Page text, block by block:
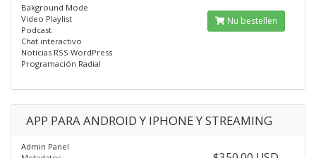
Bakground Mode
Video Playlist
Podcast
Chat interactivo
Noticias RSS WordPress
Programación Radial
Nu bestellen
APP PARA ANDROID Y IPHONE Y STREAMING
Admin Panel